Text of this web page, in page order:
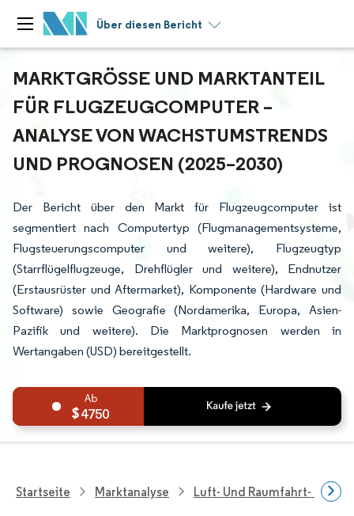
Über diesen Bericht
MARKTGRÖSSE UND MARKTANTEIL F
ÜR FLUGZEUGCOMPUTER – A
NALYSE VON WACHSTUMSTRENDS U
ND PROGNOSEN (2025–2030)
Der Bericht über den Markt für Flugzeugcomputer ist
segmentiert nach Computertyp (Flugmanagementsysteme,
Flugsteuerungscomputer und weitere), Flugzeugtyp
(Starrflügelflugzeuge, Drehflügler und weitere), Endnutzer
(Erstausrüster und Aftermarket), Komponente (Hardware und
Software) sowie Geografie (Nordamerika, Europa, Asien-
Pazifik und weitere). Die Marktprognosen werden in
Wertangaben (USD) bereitgestellt.
4750
Startseite Marktanalyse Luft- Und Raumfahrt- Und